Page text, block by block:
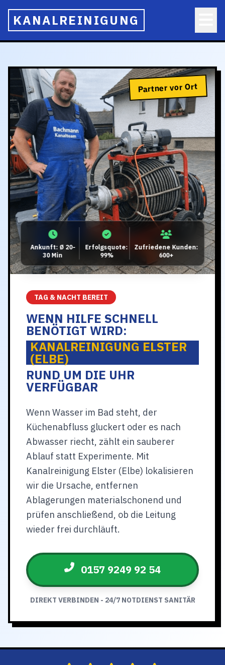
KANALREINIGUNG
Partner vor Ort
Ankunft: Ø 20-
30 Min
Erfolgsquote:
99%
Zufriedene Kunden:
600+
TAG & NACHT BEREIT
WENN HILFE SCHNELL
BENÖTIGT WIRD:
KANALREINIGUNG ELSTER
(ELBE)
RUND UM DIE UHR
VERFÜGBAR
Wenn Wasser im Bad steht, der
Küchenabfluss gluckert oder es nach
Abwasser riecht, zählt ein sauberer
Ablauf statt Experimente. Mit
Kanalreinigung Elster (Elbe) lokalisieren
wir die Ursache, entfernen
Ablagerungen materialschonend und
prüfen anschließend, ob die Leitung
wieder frei durchläuft.
0157 9249 92 54
DIREKT VERBINDEN - 24/7 NOTDIENST SANITÄR